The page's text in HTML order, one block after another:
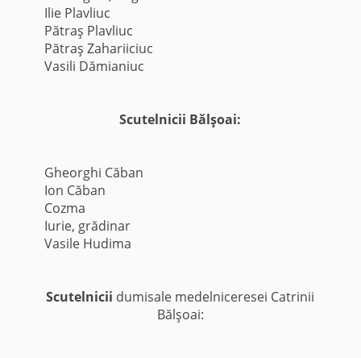
Ilie Plavliuc
Pătraş Plavliuc
Pătraş Zahariiciuc
Vasili Dămianiuc
Scutelnicii Bălşoai:
Gheorghi Căban
Ion Căban
Cozma
Iurie, grădinar
Vasile Hudima
Scutelnicii dumisale medelniceresei Catrinii
Bălşoai: